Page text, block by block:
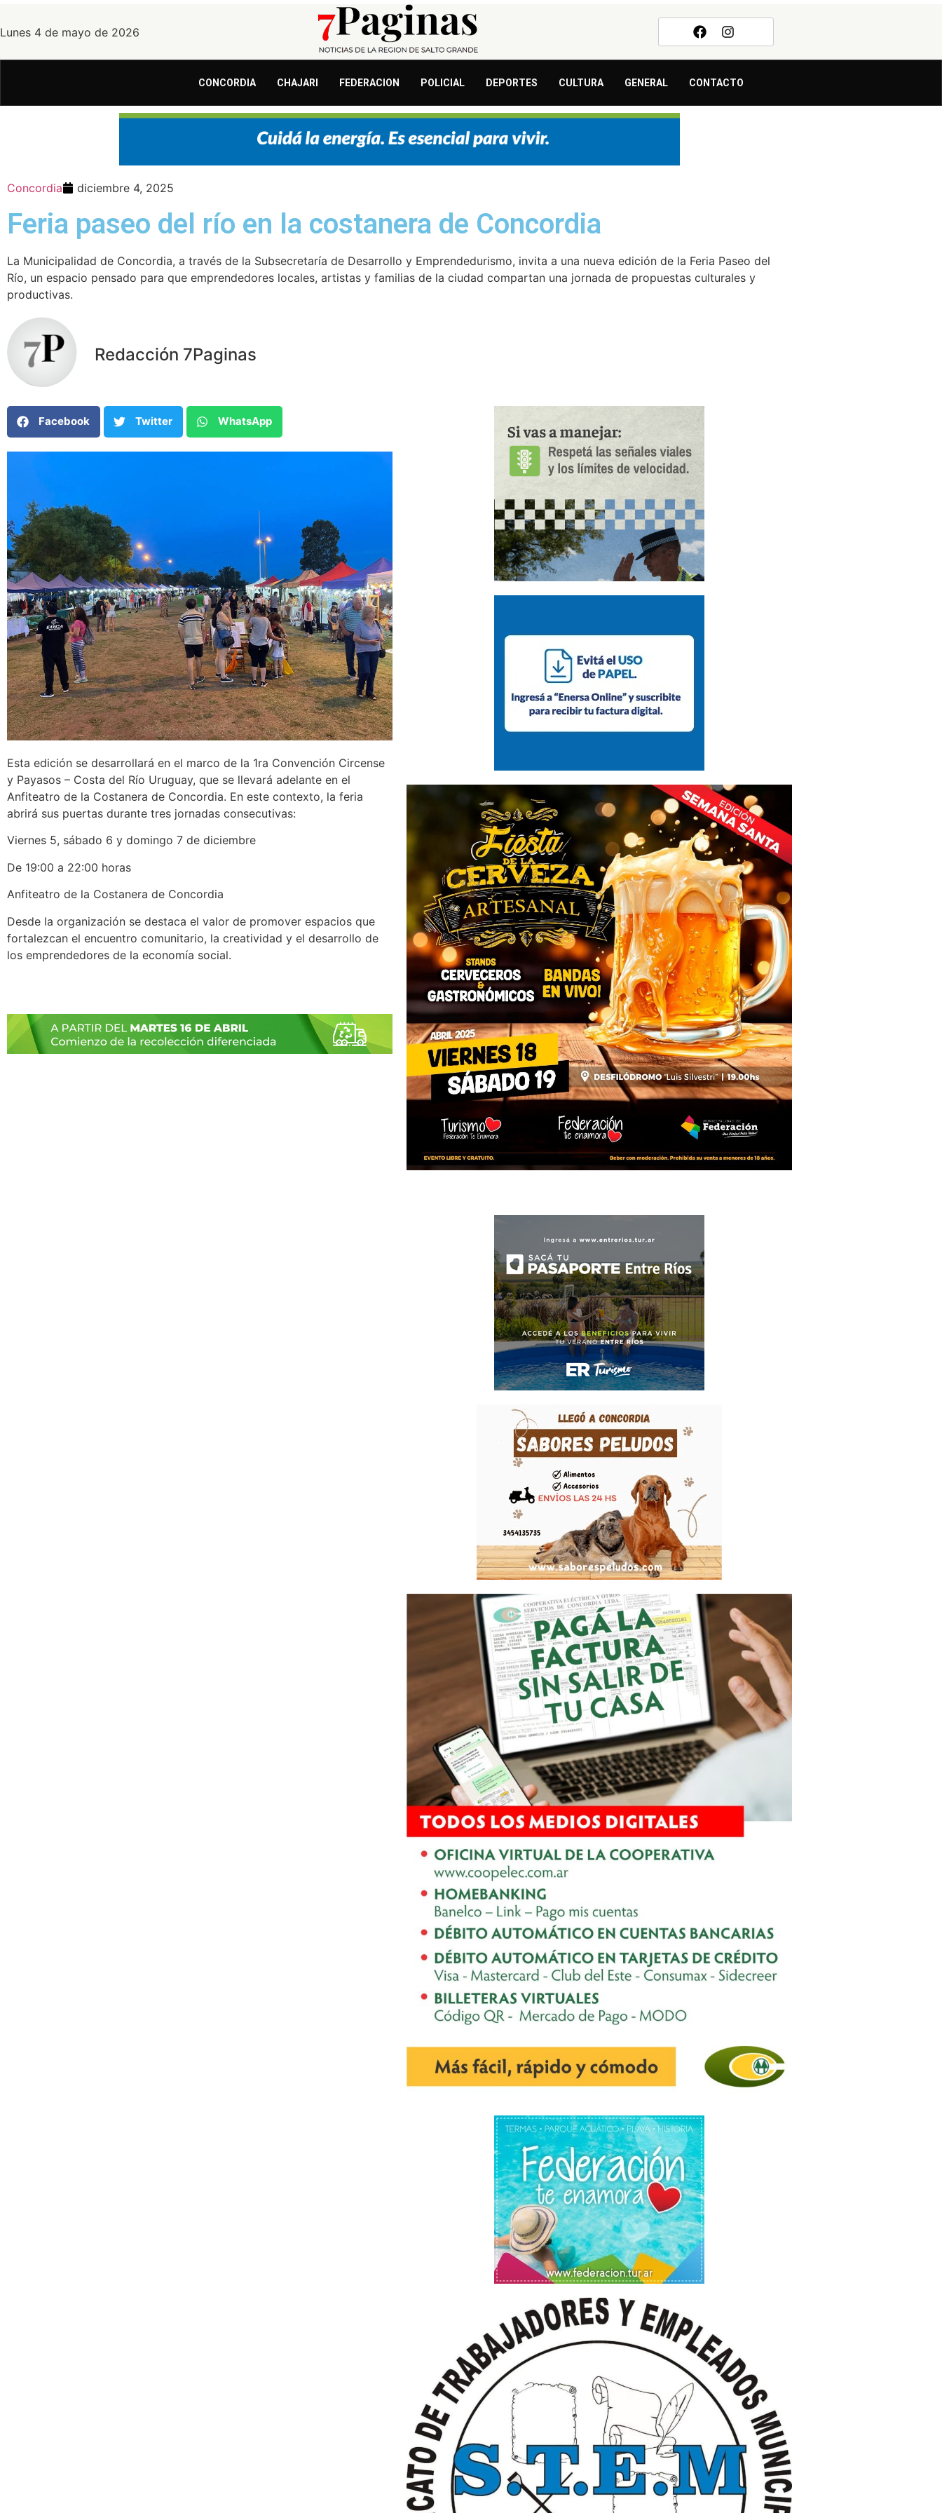
Lunes 4 de mayo de 2026
CONCORDIA CHAJARI FEDERACION POLICIAL DEPORTES CULTURA GENERAL CONTACTO
Concordia diciembre 4, 2025
Feria paseo del río en la costanera de Concordia
La Municipalidad de Concordia, a través de la Subsecretaría de Desarrollo y Emprendedurismo, invita a una nueva edición de la Feria Paseo del
Río, un espacio pensado para que emprendedores locales, artistas y familias de la ciudad compartan una jornada de propuestas culturales y
productivas.
Redacción 7Paginas
Facebook Twitter WhatsApp
Esta edición se desarrollará en el marco de la 1ra Convención Circense
y Payasos – Costa del Río Uruguay, que se llevará adelante en el
Anfiteatro de la Costanera de Concordia. En este contexto, la feria
abrirá sus puertas durante tres jornadas consecutivas:
Viernes 5, sábado 6 y domingo 7 de diciembre
De 19:00 a 22:00 horas
Anfiteatro de la Costanera de Concordia
Desde la organización se destaca el valor de promover espacios que
fortalezcan el encuentro comunitario, la creatividad y el desarrollo de
los emprendedores de la economía social.